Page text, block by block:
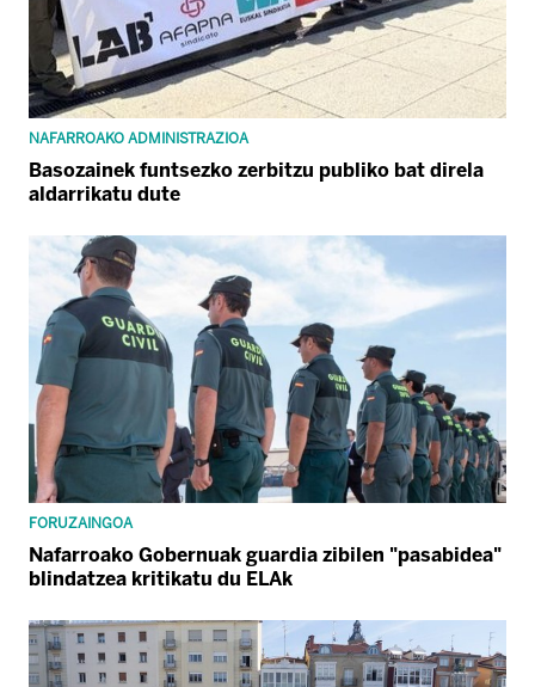
NAFARROAKO ADMINISTRAZIOA
Basozainek funtsezko zerbitzu publiko bat direla
aldarrikatu dute
FORUZAINGOA
Nafarroako Gobernuak guardia zibilen "pasabidea"
blindatzea kritikatu du ELAk